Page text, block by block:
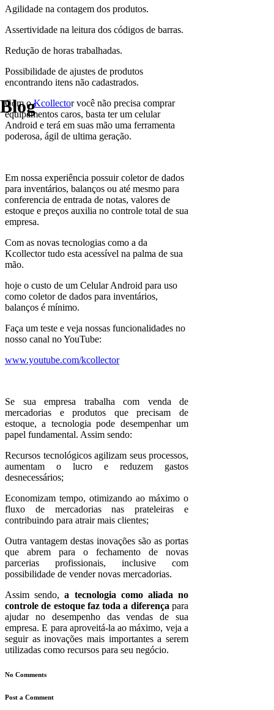
Blog
Agilidade na contagem dos produtos.
Assertividade na leitura dos códigos de barras.
Redução de horas trabalhadas.
Possibilidade de ajustes de produtos
encontrando itens não cadastrados.
Com oKcollector você não precisa comprar
equipamentos caros, basta ter um celular
Android e terá em suas mão uma ferramenta
poderosa, ágil de ultima geração.
Em nossa experiência possuir coletor de dados
para inventários, balanços ou até mesmo para
conferencia de entrada de notas, valores de
estoque e preços auxilia no controle total de sua
empresa.
Com as novas tecnologias como a da
Kcollector tudo esta acessível na palma de sua
mão.
hoje o custo de um Celular Android para uso
como coletor de dados para inventários,
balanços é mínimo.
Faça um teste e veja nossas funcionalidades no
nosso canal no YouTube:
www.youtube.com/kcollector
Se sua empresa trabalha com venda de
mercadorias e produtos que precisam de
estoque, a tecnologia pode desempenhar um
papel fundamental. Assim sendo:
Recursos tecnológicos agilizam seus processos,
aumentam o lucro e reduzem gastos
desnecessários;
Economizam tempo, otimizando ao máximo o
fluxo de mercadorias nas prateleiras e
contribuindo para atrair mais clientes;
Outra vantagem destas inovações são as portas
que abrem para o fechamento de novas
parcerias profissionais, inclusive com
possibilidade de vender novas mercadorias.
Assim sendo,a tecnologia como aliada no
controle de estoque faz toda a diferença para
ajudar no desempenho das vendas de sua
empresa. E para aproveitá-la ao máximo, veja a
seguir as inovações mais importantes a serem
utilizadas como recursos para seu negócio.
No Comments
Post a Comment